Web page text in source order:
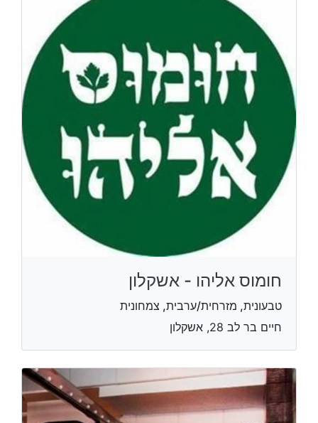
חומוס אליהו - אשקלון
טבעונית, מזרחית/ערבית, צמחונית
חיים בר לב 28, אשקלון